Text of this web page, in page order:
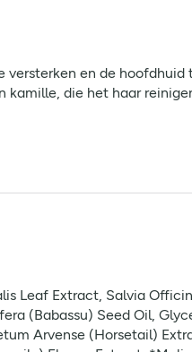
en de
die het haar
Leaf Extract, Salvia
(Babassu) Seed Oil,
Arvense (Horsetail)